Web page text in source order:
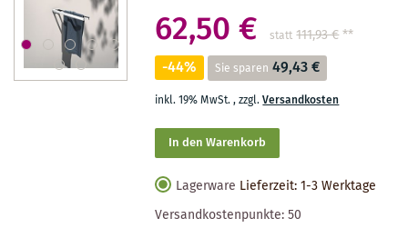
62,50 € statt 111,93 €**
-44% Sie sparen 49,43 €
inkl. 19% MwSt.,zzgl.Versandkosten
In den Warenkorb
Lagerware Lieferzeit: 1-3 Werktage
Versandkostenpunkte:50